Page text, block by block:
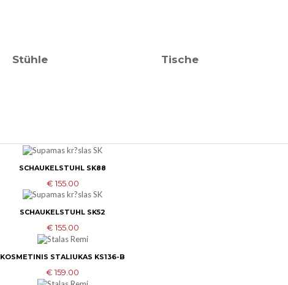
Stühle Tische
ADD TO CART
SCHAUKELSTUHL SK88
€ 155.00
ADD TO CART
SCHAUKELSTUHL SK52
€ 155.00
ADD TO CART
KOSMETINIS STALIUKAS KS136-B
€ 159.00